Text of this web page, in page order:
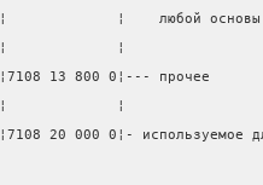
¦             ¦    любой
¦             ¦
¦7108 13 800 0¦---
¦             ¦
¦7108 20 000 0¦-